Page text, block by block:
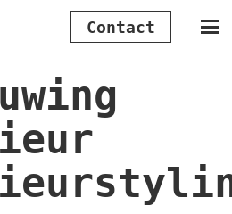
Contact